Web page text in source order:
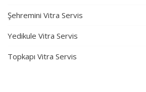
Şehremini Vitra Servis
Yedikule Vitra Servis
Topkapı Vitra Servis